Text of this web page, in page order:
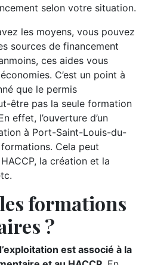
selon votre situation.
les moyens, vous pouvez
sources de financement
ces aides vous
C’est un point à
que le permis
être pas la seule formation
effet, l’ouverture d’un
à Port-Saint-Louis-du-
formations. Cela peut
la création et la
formations
?
est associé à la